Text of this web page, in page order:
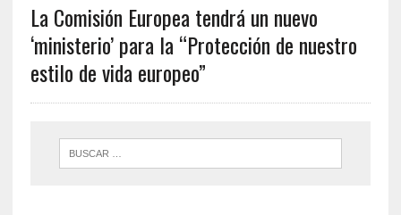
La Comisión Europea tendrá un nuevo
‘ministerio’ para la “Protección de nuestro
estilo de vida europeo”